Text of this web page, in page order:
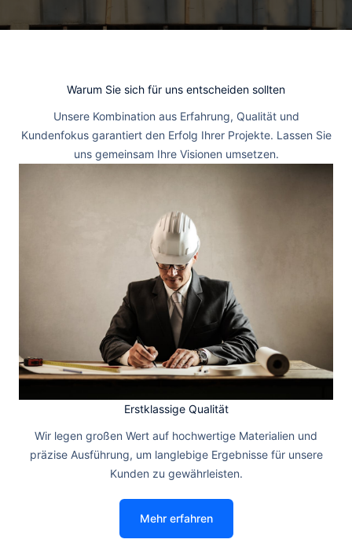
Warum Sie sich für uns entscheiden sollten
Unsere Kombination aus Erfahrung, Qualität und
Kundenfokus garantiert den Erfolg Ihrer Projekte. Lassen Sie
uns gemeinsam Ihre Visionen umsetzen.
Erstklassige Qualität
Wir legen großen Wert auf hochwertige Materialien und
präzise Ausführung, um langlebige Ergebnisse für unsere
Kunden zu gewährleisten.
Mehr erfahren